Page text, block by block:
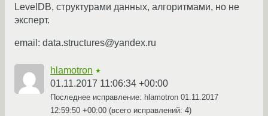
LevelDB, структурами данных, алгоритмами, но не
эксперт.
email: data.structures@yandex.ru
hlamotron ★
01.11.2017 11:06:34 +00:00
Последнее исправление: hlamotron 01.11.2017
12:59:50 +00:00 (всего исправлений: 4)